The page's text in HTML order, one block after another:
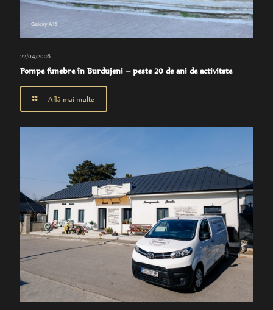
22/04/2026
Pompe funebre în Burdujeni – peste 20 de ani de activitate
Află mai multe